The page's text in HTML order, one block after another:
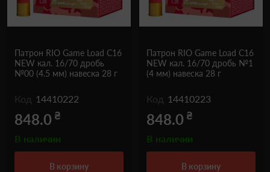
Патрон RIO Game Load C16
NEW кал. 16/70 дробь
№00 (4.5 мм) навеска 28 г
Код 14410222
848.0 ₴
В наличии
в корзину
Патрон RIO Game Load C16
NEW кал. 16/70 дробь №1
(4 мм) навеска 28 г
Код 14410223
848.0 ₴
В наличии
в корзину